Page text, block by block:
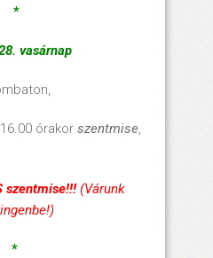
*
vasárnap
16.00 órakor szentmise,
szentmise!!!(Várunk
*